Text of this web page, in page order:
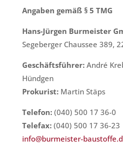
Angaben gemäß § 5 TMG
Hans-Jürgen Burmeister
Segeberger Chaussee 389,
Geschäftsführer: André
Hündgen
Prokurist: Martin Stäps
Telefon: (040) 500 17 36-0
Telefax: (040) 500 17 36-23
info@burmeister-